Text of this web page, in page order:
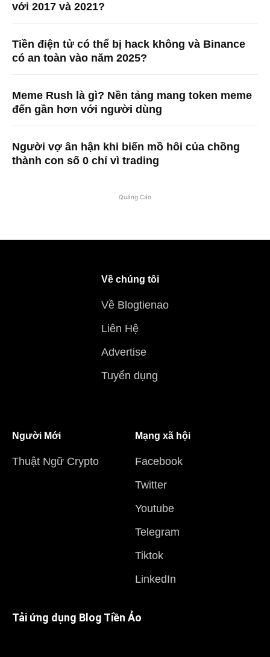
với 2017 và 2021?
Tiền điện tử có thể bị hack không và Binance
có an toàn vào năm 2025?
Meme Rush là gì? Nền tảng mang token meme
đến gần hơn với người dùng
Người vợ ân hận khi biến mồ hôi của chồng
thành con số 0 chỉ vì trading
Quảng Cáo
Về chúng tôi
Về Blogtienao
Liên Hệ
Advertise
Tuyển dụng
Người Mới
Thuật Ngữ Crypto
Mạng xã hội
Facebook
Twitter
Youtube
Telegram
Tiktok
LinkedIn
Tải ứng dụng Blog Tiền Ảo